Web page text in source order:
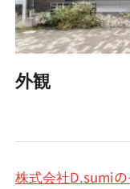
外観
株式会社D.sumi